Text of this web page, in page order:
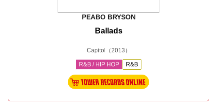
PEABO BRYSON
Ballads
Capitol （2013）
R&B / HIP HOP R&B